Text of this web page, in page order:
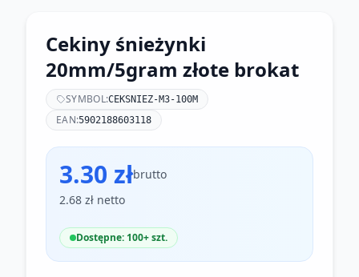
Cekiny śnieżynki
20mm/5gram złote brokat
SYMBOL:CEKSNIEZ-M3-100M
EAN:5902188603118
3.30 złbrutto
2.68 zł netto
Dostępne: 100+ szt.